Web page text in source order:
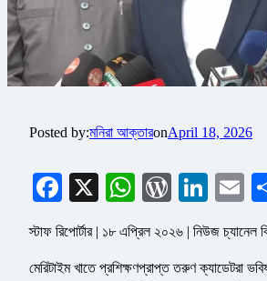
Posted by:মনিরা আক্তারonApril 18, 2026
Facebook
X WhatsApp
স্টাফ রিপোর্টার | ১৮ এপ্রিল ২০২৬ | নিউজ চ্যানেল
মেরিটাইম খাতে প্রশিক্ষণপ্রাপ্ত তরুণ ক্যাডেটরা